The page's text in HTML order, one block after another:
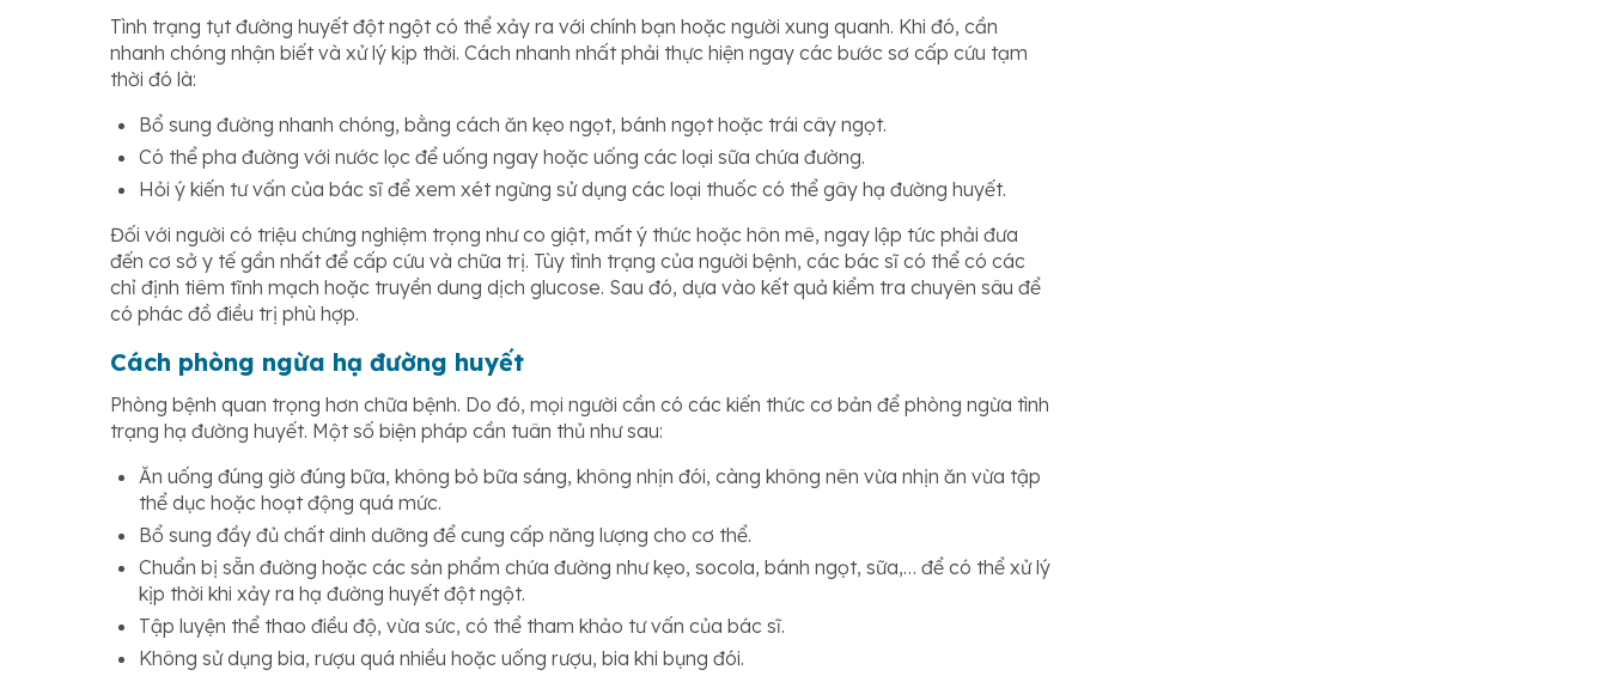
Tình trạng tụt đường huyết đột ngột có thể xảy ra với chính bạn hoặc người xung quanh. Khi đó, cần
nhanh chóng nhận biết và xử lý kịp thời. Cách nhanh nhất phải thực hiện ngay các bước sơ cấp cứu tạm
thời đó là:
Bổ sung đường nhanh chóng, bằng cách ăn kẹo ngọt, bánh ngọt hoặc trái cây ngọt.
Có thể pha đường với nước lọc để uống ngay hoặc uống các loại sữa chứa đường.
Hỏi ý kiến tư vấn của bác sĩ để xem xét ngừng sử dụng các loại thuốc có thể gây hạ đường huyết.
Đối với người có triệu chứng nghiệm trọng như co giật, mất ý thức hoặc hôn mê, ngay lập tức phải đưa
đến cơ sở y tế gần nhất để cấp cứu và chữa trị. Tùy tình trạng của người bệnh, các bác sĩ có thể có các
chỉ định tiêm tĩnh mạch hoặc truyền dung dịch glucose. Sau đó, dựa vào kết quả kiểm tra chuyên sâu để
có phác đồ điều trị phù hợp.
Cách phòng ngừa hạ đường huyết
Phòng bệnh quan trọng hơn chữa bệnh. Do đó, mọi người cần có các kiến thức cơ bản để phòng ngừa tình
trạng hạ đường huyết. Một số biện pháp cần tuân thủ như sau:
Ăn uống đúng giờ đúng bữa, không bỏ bữa sáng, không nhịn đói, càng không nên vừa nhịn ăn vừa tập
thể dục hoặc hoạt động quá mức.
Bổ sung đầy đủ chất dinh dưỡng để cung cấp năng lượng cho cơ thể.
Chuẩn bị sẵn đường hoặc các sản phẩm chứa đường như kẹo, socola, bánh ngọt, sữa,… để có thể xử lý
kịp thời khi xảy ra hạ đường huyết đột ngột.
Tập luyện thể thao điều độ, vừa sức, có thể tham khảo tư vấn của bác sĩ.
Không sử dụng bia, rượu quá nhiều hoặc uống rượu, bia khi bụng đói.